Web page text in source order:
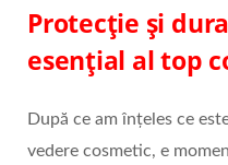
Protecție și
esențial al top
După ce am înțeles ce
vedere cosmetic, e